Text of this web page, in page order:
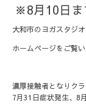
※8月10日ま
大和市のヨガスタジ
ホームページをご覧
濃厚接触者となりク
7月31日症状発生、8